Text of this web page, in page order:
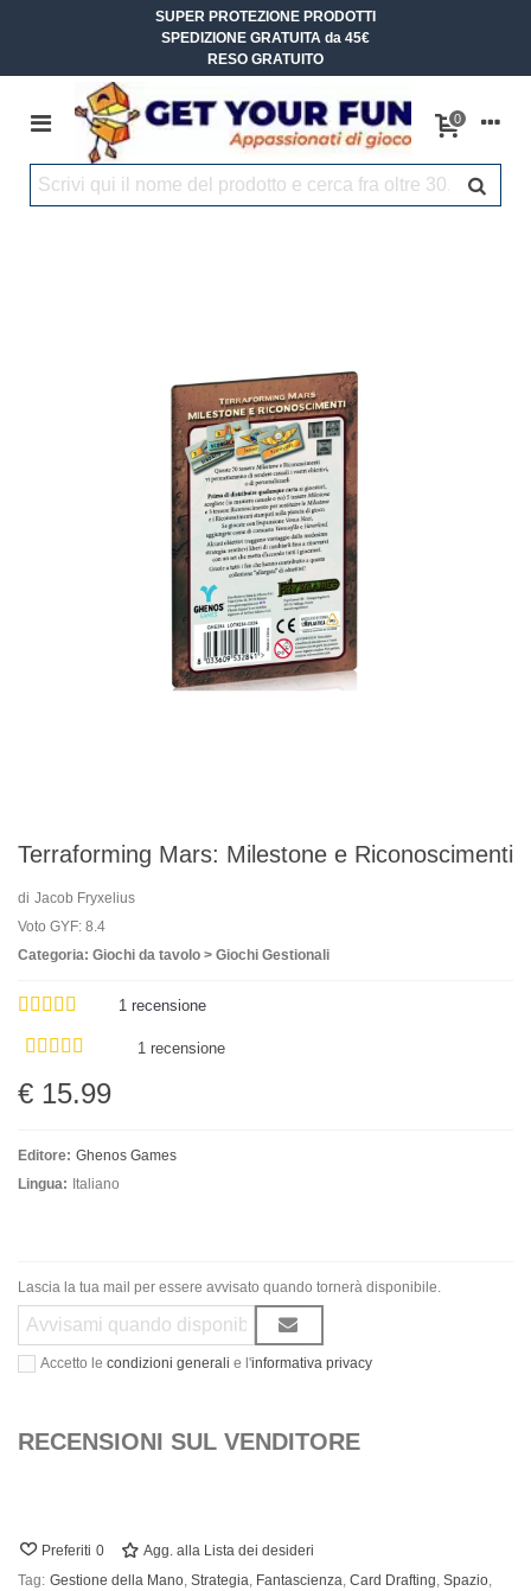
SUPER PROTEZIONE PRODOTTI
SPEDIZIONE GRATUITA da 45€
RESO GRATUITO
0
Terraforming Mars: Milestone e Riconoscimenti
di Jacob Fryxelius
Voto GYF: 8.4
Categoria: Giochi da tavolo > Giochi Gestionali
1 recensione
1 recensione
€ 15.99
Editore: Ghenos Games
Lingua: Italiano
Lascia la tua mail per essere avvisato quando tornerà disponibile.
Accetto le condizioni generali e l'informativa privacy
RECENSIONI SUL VENDITORE
Preferiti 0
Agg. alla Lista dei desideri
Tag: Gestione della Mano, Strategia, Fantascienza, Card Drafting, Spazio,